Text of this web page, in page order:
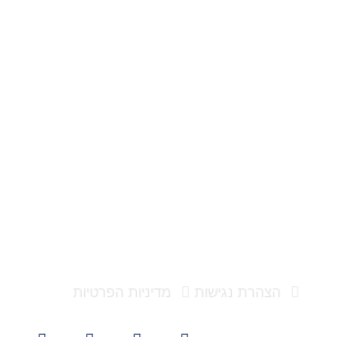
הצהרת נגישות מדיניות הפרטיות